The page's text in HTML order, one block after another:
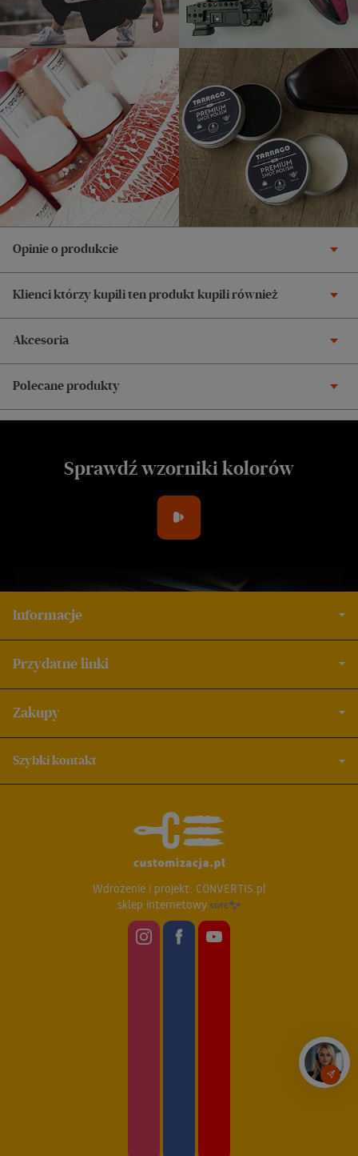
Opinie o produkcie
Klienci którzy kupili ten produkt kupili również
Akcesoria
Polecane produkty
Sprawdź wzorniki kolorów
Informacje
Przydatne linki
Zakupy
Szybki kontakt
Wdrożenie i projekt: CONVERTIS.pl
sklep internetowy